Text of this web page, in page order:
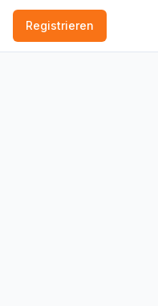
Registrieren